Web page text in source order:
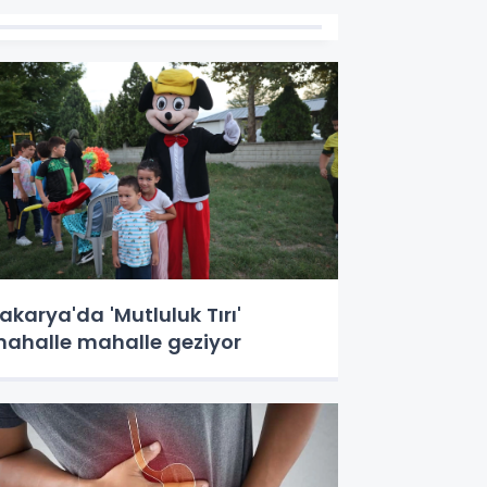
'Mutluluk Tırı'
mahalle geziyor